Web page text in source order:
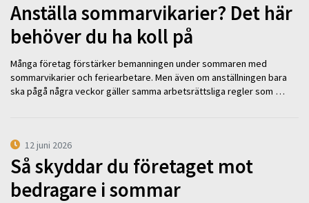
Anställa sommarvikarier? Det här
behöver du ha koll på
Många företag förstärker bemanningen under sommaren med
sommarvikarier och feriearbetare. Men även om anställningen bara
ska pågå några veckor gäller samma arbetsrättsliga regler som …
12 juni 2026
Så skyddar du företaget mot
bedragare i sommar